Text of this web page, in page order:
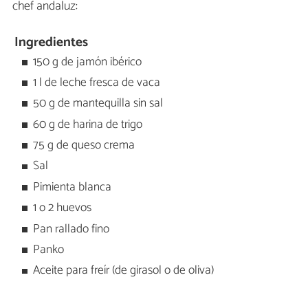
chef andaluz:
Ingredientes
150 g de jamón ibérico
1 l de leche fresca de vaca
50 g de mantequilla sin sal
60 g de harina de trigo
75 g de queso crema
Sal
Pimienta blanca
1 o 2 huevos
Pan rallado fino
Panko
Aceite para freír (de girasol o de oliva)